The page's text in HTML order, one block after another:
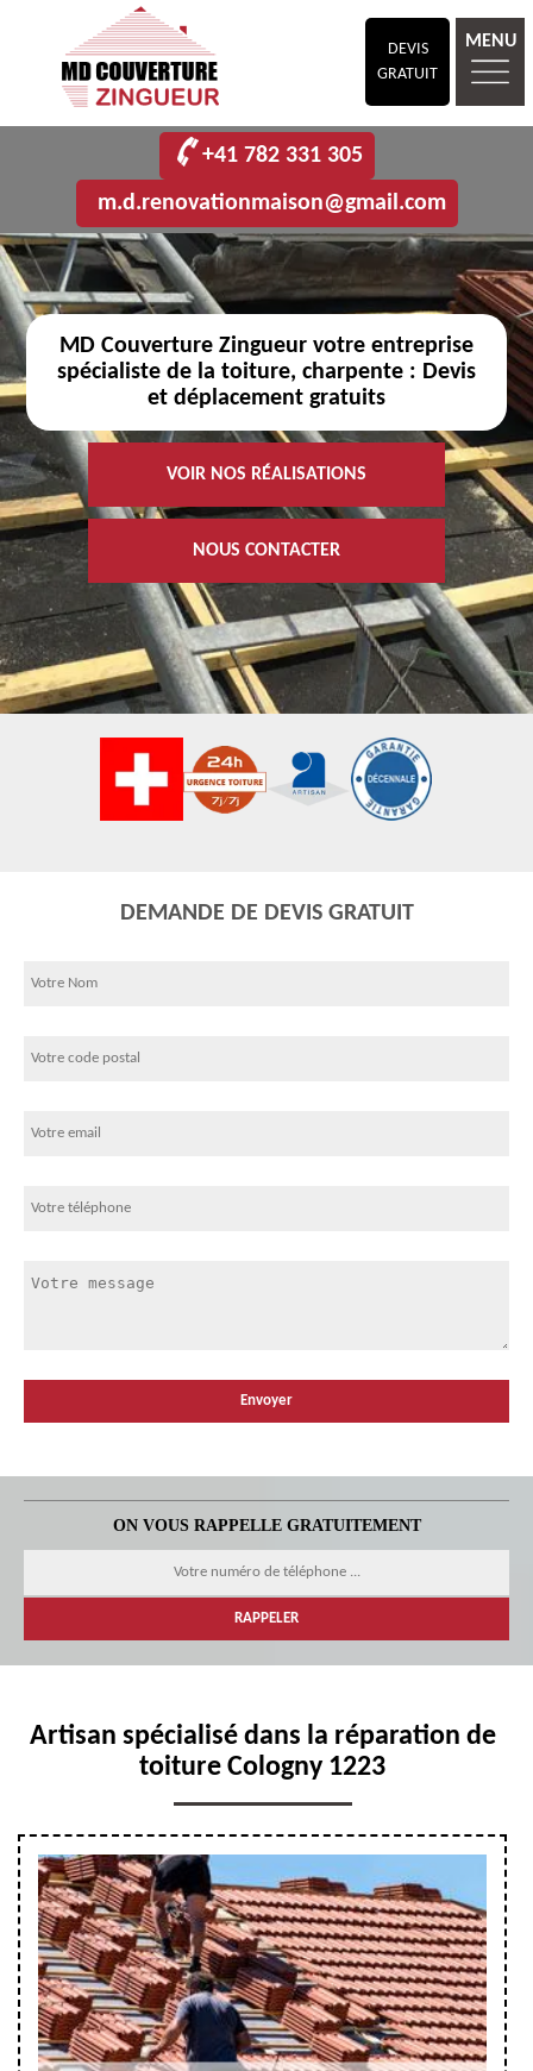
DEVIS
GRATUIT
MENU
+41 782 331 305
m.d.renovationmaison@gmail.com
MD Couverture Zingueur votre entreprise
spécialiste de la toiture, charpente : Devis
et déplacement gratuits
VOIR NOS RÉALISATIONS
NOUS CONTACTER
DEMANDE DE DEVIS GRATUIT
ON VOUS RAPPELLE GRATUITEMENT
Artisan spécialisé dans la réparation de
toiture Cologny 1223